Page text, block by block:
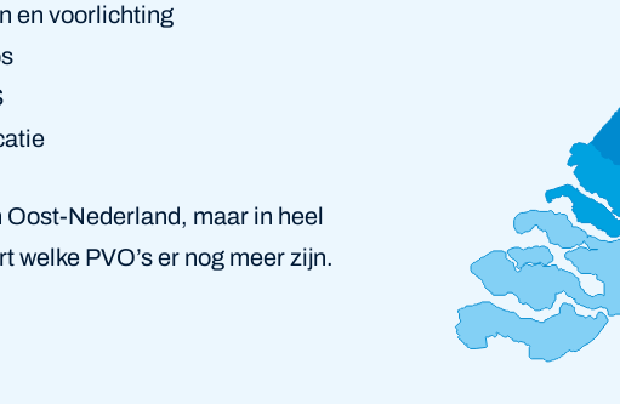
en voorlichting
Nederland, maar in heel
welke PVO’s er nog meer zijn.